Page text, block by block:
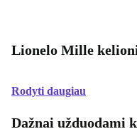
Lionelo Mille
Rodyti daugiau
Dažnai užduodami